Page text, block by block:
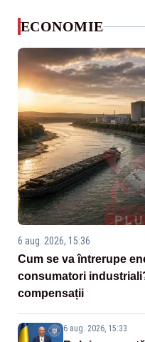
ECONOMIE
6 aug. 2026, 15:36
Cum se va întrerupe
consumatori
compensații
6 aug. 2026, 15:33